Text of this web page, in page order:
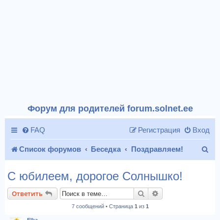
Форум для родителей forum.solnet.ee
FAQ Вход
Регистрация
Список форумов Беседка Поздравляем!
С юбилеем, дорогое Солнышко!
Ответить Поиск
7 сообщений • Страница 1 из 1